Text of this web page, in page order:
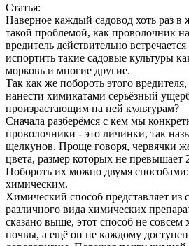
Статья:
Наверное каждый садовод хоть раз в
такой проблемой, как проволочник
вредитель действительно
испортить такие садовые культуры
морковь и многие другие.
Так как же побороть этого
нанести химикатами серьёзный
произрастающим на ней культурам?
Сначала разберёмся с кем мы
проволочники - это личинки, так
щелкунов. Проще говоря, червячки
цвета, размер которых не превышает
Побороть их можно двумя
химическим.
Химический способ представляет из
различного вида химических
сказано выше, этот способ не совсем
почвы, а ещё он не каждому доступен